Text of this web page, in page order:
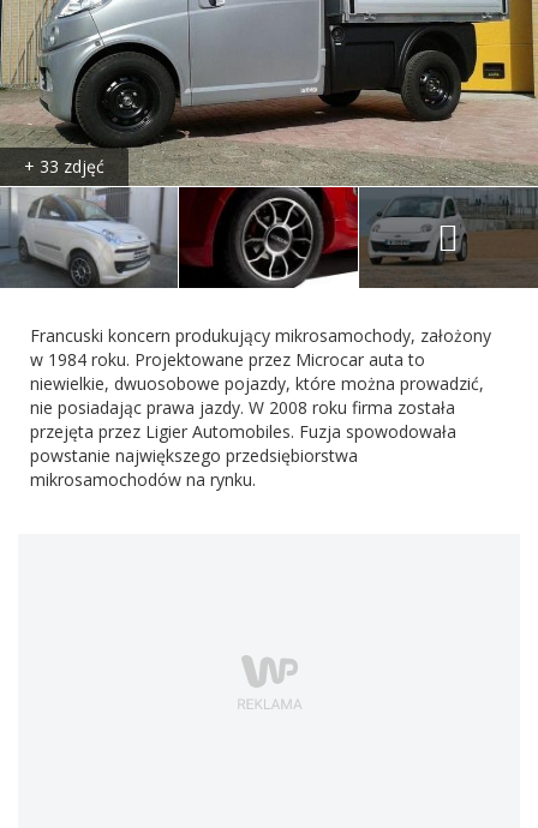
+ 33 zdjęć
Francuski koncern produkujący mikrosamochody, założony
w 1984 roku. Projektowane przez Microcar auta to
niewielkie, dwuosobowe pojazdy, które można prowadzić,
nie posiadając prawa jazdy. W 2008 roku firma została
przejęta przez Ligier Automobiles. Fuzja spowodowała
powstanie największego przedsiębiorstwa
mikrosamochodów na rynku.